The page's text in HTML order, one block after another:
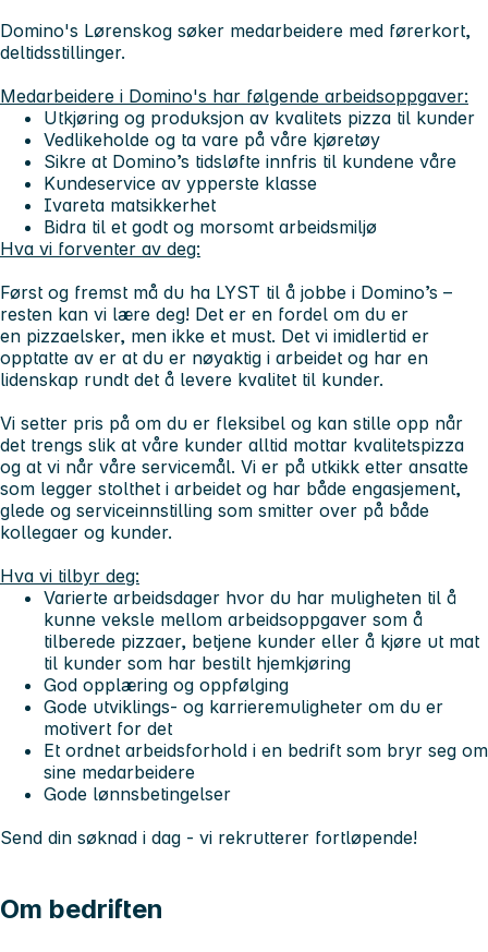
Domino's Lørenskog søker medarbeidere med førerkort,
deltidsstillinger.
Medarbeidere i Domino's har følgende arbeidsoppgaver:
Utkjøring og produksjon av kvalitets pizza til kunder
Vedlikeholde og ta vare på våre kjøretøy
Sikre at Domino’s tidsløfte innfris til kundene våre
Kundeservice av ypperste klasse
Ivareta matsikkerhet
Bidra til et godt og morsomt arbeidsmiljø
Hva vi forventer av deg:
Først og fremst må du ha LYST til å jobbe i Domino’s –
resten kan vi lære deg! Det er en fordel om du er
en pizzaelsker, men ikke et must. Det vi imidlertid er
opptatte av er at du er nøyaktig i arbeidet og har en
lidenskap rundt det å levere kvalitet til kunder.
Vi setter pris på om du er fleksibel og kan stille opp når
det trengs slik at våre kunder alltid mottar kvalitetspizza
og at vi når våre servicemål. Vi er på utkikk etter ansatte
som legger stolthet i arbeidet og har både engasjement,
glede og serviceinnstilling som smitter over på både
kollegaer og kunder.
Hva vi tilbyr deg:
Varierte arbeidsdager hvor du har muligheten til å
kunne veksle mellom arbeidsoppgaver som å
tilberede pizzaer, betjene kunder eller å kjøre ut mat
til kunder som har bestilt hjemkjøring
God opplæring og oppfølging
Gode utviklings- og karrieremuligheter om du er
motivert for det
Et ordnet arbeidsforhold i en bedrift som bryr seg om
sine medarbeidere
Gode lønnsbetingelser
Send din søknad i dag - vi rekrutterer fortløpende!
Om bedriften